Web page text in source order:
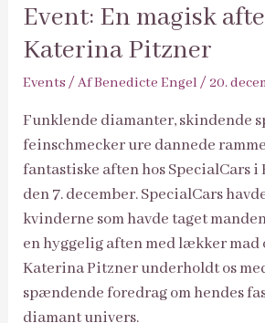
Event: En magisk
Katerina Pitzner
Events / AfBenedicte Engel / 20.
Funklende diamanter, skindende
feinschmecker ure dannede
fantastiske aften hos SpecialCars i
den 7. december. SpecialCars
kvinderne som havde taget
en hyggelig aften med lækker mad
Katerina Pitzner underholdt os
spændende foredrag om hendes
diamant univers.